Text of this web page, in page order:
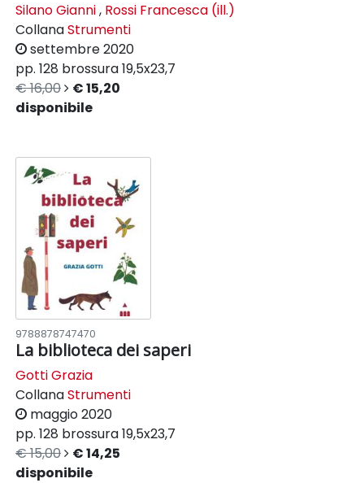
Silano Gianni, Rossi Francesca (ill.)
CollanaStrumenti
settembre 2020
pp. 128 brossura19,5x23,7
€ 16,00
€ 15,20
disponibile
9788878747470
La biblioteca dei saperi
Gotti Grazia
CollanaStrumenti
maggio 2020
pp. 128 brossura19,5x23,7
€ 15,00
€ 14,25
disponibile